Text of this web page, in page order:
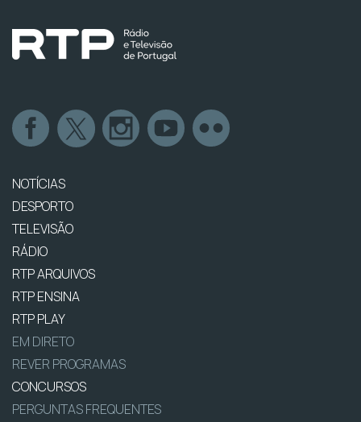
NOTÍCIAS
DESPORTO
TELEVISÃO
RÁDIO
RTP ARQUIVOS
RTP ENSINA
RTP PLAY
EM DIRETO
REVER PROGRAMAS
CONCURSOS
PERGUNTAS FREQUENTES